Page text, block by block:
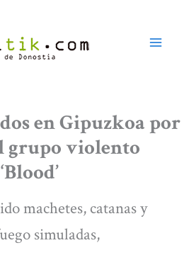
en Gipuzkoa por
grupo violento
machetes, catanas y
simuladas,